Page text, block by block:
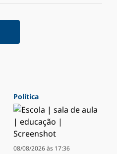
Política
08/08/2026 às 17:36